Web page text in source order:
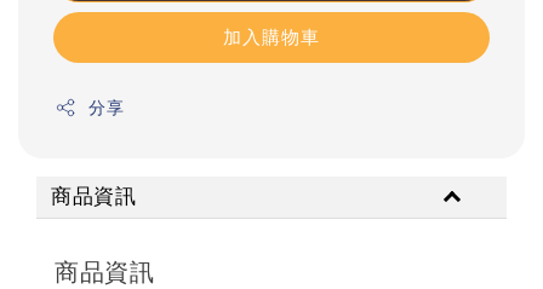
加入購物車
分享
商品資訊
商品資訊